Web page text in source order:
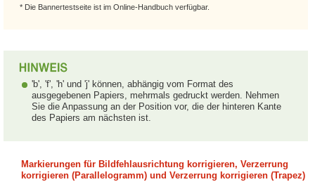
* Die Bannertestseite ist im Online-Handbuch verfügbar.
'b', 'f', 'h' und 'j' können, abhängig vom Format des
ausgegebenen Papiers, mehrmals gedruckt werden. Nehmen
Sie die Anpassung an der Position vor, die der hinteren Kante
des Papiers am nächsten ist.
Markierungen für Bildfehlausrichtung korrigieren, Verzerrung
korrigieren (Parallelogramm) und Verzerrung korrigieren (Trapez)